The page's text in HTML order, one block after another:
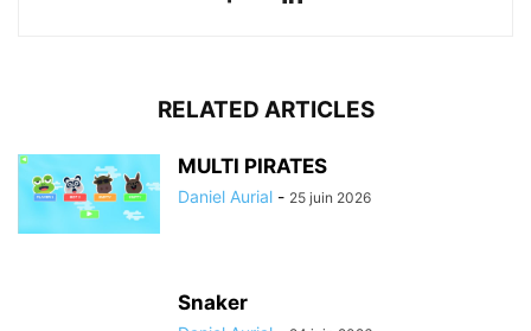
RELATED ARTICLES
MULTI PIRATES
Daniel Aurial - 25 juin 2026
Snaker